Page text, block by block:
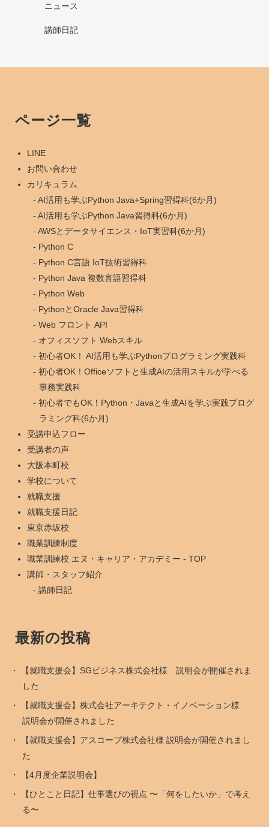
ニュース
講師日記
ページ一覧
LINE
お問い合わせ
カリキュラム
AI活用も学ぶPython Java+Spring習得科(6か月)
AI活用も学ぶPython Java習得科(6か月)
AWSとデータサイエンス・IoT実習科(6か月)
Python C
Python C言語 IoT技術習得科
Python Java 複数言語習得科
Python Web
PythonとOracle Java習得科
Web フロント API
オフィスソフト Webスキル
初心者OK！ AI活用も学ぶPythonプログラミング実践科
初心者OK！Officeソフトと生成AIの活用スキルが学べる
事務実践科
初心者でもOK！Python・Javaと生成AIを学ぶ実践プログ
ラミング科(6か月)
受講申込フロー
受講者の声
大阪本町校
学校について
就職支援
就職支援日記
東京赤坂校
職業訓練制度
職業訓練校 エヌ・キャリア・アカデミー - TOP
講師・スタッフ紹介
講師日記
最新の投稿
【就職支援会】SGビジネス株式会社様 説明会が開催されま
した
【就職支援会】株式会社アーキテクト・イノベーション様
説明会が開催されました
【就職支援会】アスコープ株式会社様 説明会が開催されまし
た
【4月度企業説明会】
【ひとこと日記】仕事選びの視点 〜「何をしたいか」で考え
る〜